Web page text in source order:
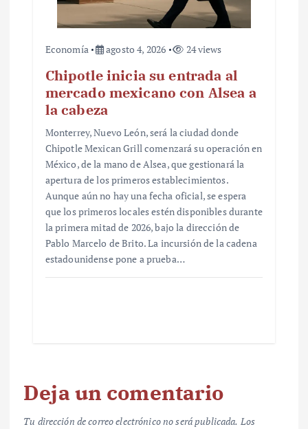
Economía agosto 4, 2026 24 views
Chipotle inicia su entrada al
mercado mexicano con Alsea a
la cabeza
Monterrey, Nuevo León, será la ciudad donde
Chipotle Mexican Grill comenzará su operación en
México, de la mano de Alsea, que gestionará la
apertura de los primeros establecimientos.
Aunque aún no hay una fecha oficial, se espera
que los primeros locales estén disponibles durante
la primera mitad de 2026, bajo la dirección de
Pablo Marcelo de Brito. La incursión de la cadena
estadounidense pone a prueba…
Deja un comentario
Tu dirección de correo electrónico no será publicada. Los